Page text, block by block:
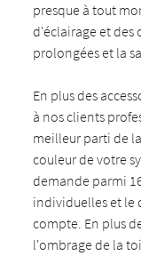
presque à tout
d'éclairage et des
prolongées et la
En plus des
à nos clients
meilleur parti de
couleur de votre
demande parmi
individuelles et le
compte. En plus
l'ombrage de la